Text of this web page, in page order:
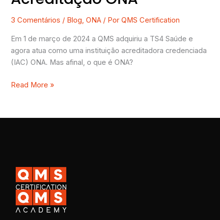
3 Comentários / Blog,ONA / PorQMS Certification
Em 1 de março de 2024 a QMS adquiriu a TS4 Saúde e
agora atua como uma instituição acreditadora credenciada
(IAC) ONA. Mas afinal, o que é ONA?
Read More »